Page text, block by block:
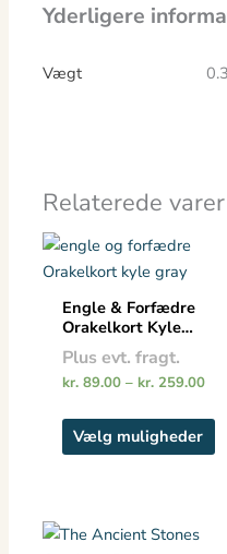
Yderligere
Vægt
Relaterede varer
Engle & Forfædre
Orakelkort Kyle
Gray
Plus evt. fragt.
kr.89.00 – kr.259.00
Vælg muligheder
på